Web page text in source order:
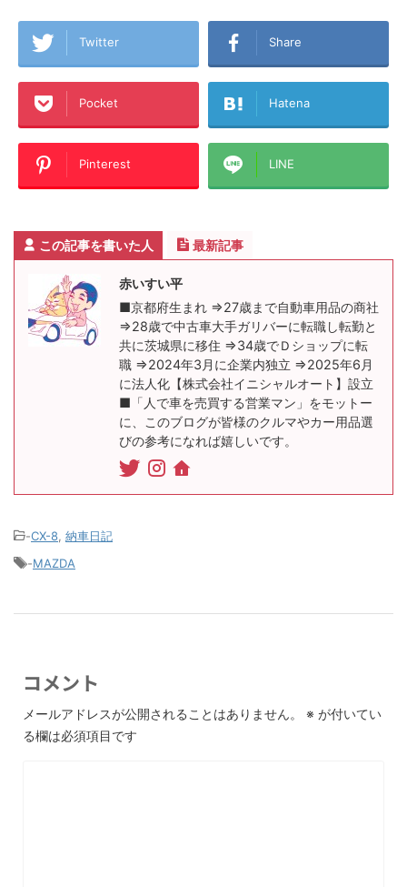
Twitter Share
Pocket Hatena
Pinterest LINE
この記事を書いた人 最新記事
赤いすい平
■京都府生まれ ⇒27歳まで自動車用品の商社
⇒28歳で中古車大手ガリバーに転職し転勤と
共に茨城県に移住 ⇒34歳でＤショップに転
職 ⇒2024年3月に企業内独立 ⇒2025年6月
に法人化【株式会社イニシャルオート】設立
■「人で車を売買する営業マン」をモットー
に、このブログが皆様のクルマやカー用品選
びの参考になれば嬉しいです。
-CX-8 納車日記
-MAZDA
コメント
メールアドレスが公開されることはありません。 ※ が付いてい
る欄は必須項目です